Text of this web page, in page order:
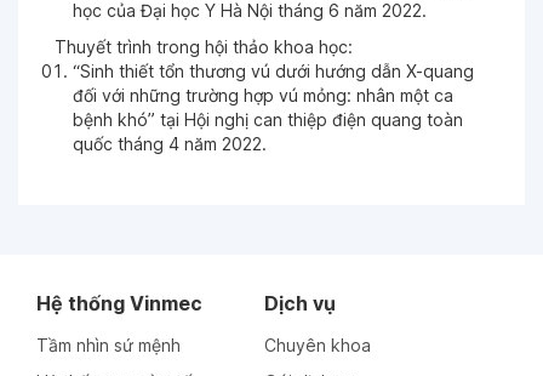
học của Đại học Y Hà Nội tháng 6 năm 2022.
Thuyết trình trong hội thảo khoa học:
“Sinh thiết tổn thương vú dưới hướng dẫn X-quang
đối với những trường hợp vú mỏng: nhân một ca
bệnh khó” tại Hội nghị can thiệp điện quang toàn
quốc tháng 4 năm 2022.
Hệ thống Vinmec
Tầm nhìn sứ mệnh
Dịch vụ
Chuyên khoa